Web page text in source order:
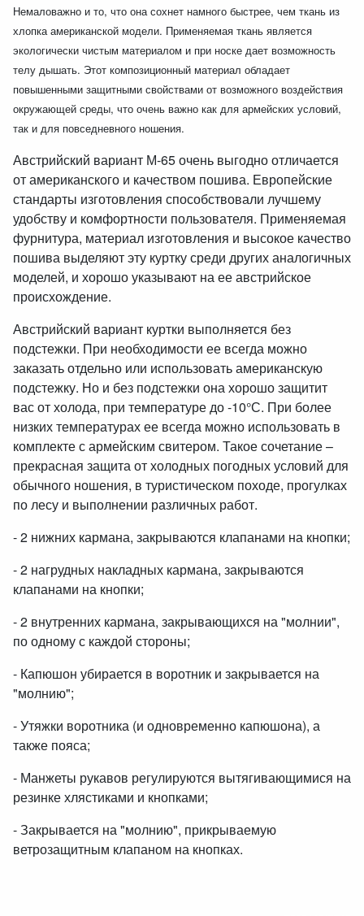
Немаловажно и то, что она сохнет намного быстрее, чем ткань из
хлопка американской модели. Применяемая ткань является
экологически чистым материалом и при носке дает возможность
телу дышать. Этот композиционный материал обладает
повышенными защитными свойствами от возможного воздействия
окружающей среды, что очень важно как для армейских условий,
так и для повседневного ношения.
Австрийский вариант М-65 очень выгодно отличается
от американского и качеством пошива. Европейские
стандарты изготовления способствовали лучшему
удобству и комфортности пользователя. Применяемая
фурнитура, материал изготовления и высокое качество
пошива выделяют эту куртку среди других аналогичных
моделей, и хорошо указывают на ее австрийское
происхождение.
Австрийский вариант куртки выполняется без
подстежки. При необходимости ее всегда можно
заказать отдельно или использовать американскую
подстежку. Но и без подстежки она хорошо защитит
вас от холода, при температуре до -10°С. При более
низких температурах ее всегда можно использовать в
комплекте с армейским свитером. Такое сочетание –
прекрасная защита от холодных погодных условий для
обычного ношения, в туристическом походе, прогулках
по лесу и выполнении различных работ.
- 2 нижних кармана, закрываются клапанами на кнопки;
- 2 нагрудных накладных кармана, закрываются
клапанами на кнопки;
- 2 внутренних кармана, закрывающихся на "молнии",
по одному с каждой стороны;
- Капюшон убирается в воротник и закрывается на
"молнию";
- Утяжки воротника (и одновременно капюшона), а
также пояса;
- Манжеты рукавов регулируются вытягивающимися на
резинке хлястиками и кнопками;
- Закрывается на "молнию", прикрываемую
ветрозащитным клапаном на кнопках.